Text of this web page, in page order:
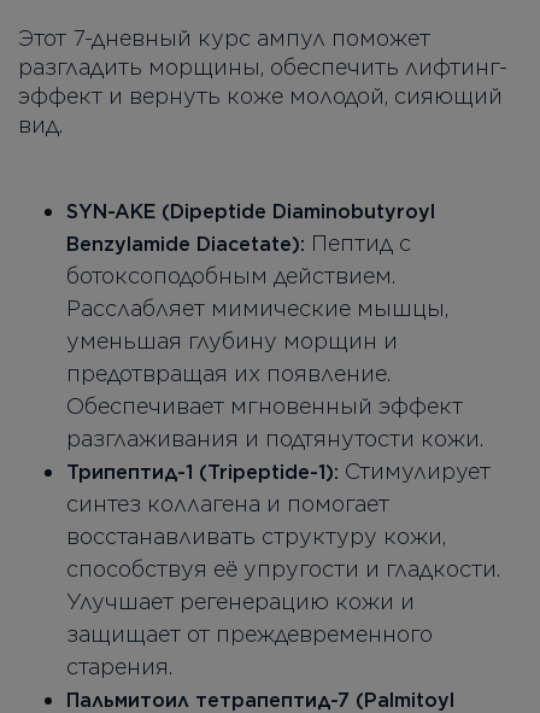
Этот 7-дневный курс ампул поможет
разгладить морщины, обеспечить лифтинг-
эффект и вернуть коже молодой, сияющий
вид.
SYN-AKE (Dipeptide Diaminobutyroyl
Benzylamide Diacetate): Пептид с
ботоксоподобным действием.
Расслабляет мимические мышцы,
уменьшая глубину морщин и
предотвращая их появление.
Обеспечивает мгновенный эффект
разглаживания и подтянутости кожи.
Трипептид-1 (Tripeptide-1): Стимулирует
синтез коллагена и помогает
восстанавливать структуру кожи,
способствуя её упругости и гладкости.
Улучшает регенерацию кожи и
защищает от преждевременного
старения.
Пальмитоил тетрапептид-7 (Palmitoyl